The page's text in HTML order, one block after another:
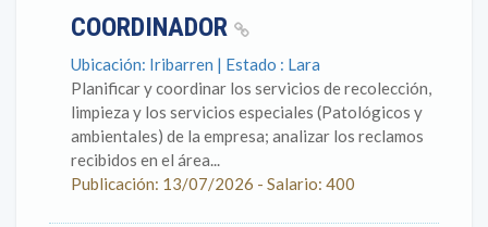
COORDINADOR
Ubicación: Iribarren | Estado : Lara
Planificar y coordinar los servicios de recolección,
limpieza y los servicios especiales (Patológicos y
ambientales) de la empresa; analizar los reclamos
recibidos en el área...
Publicación: 13/07/2026 - Salario: 400